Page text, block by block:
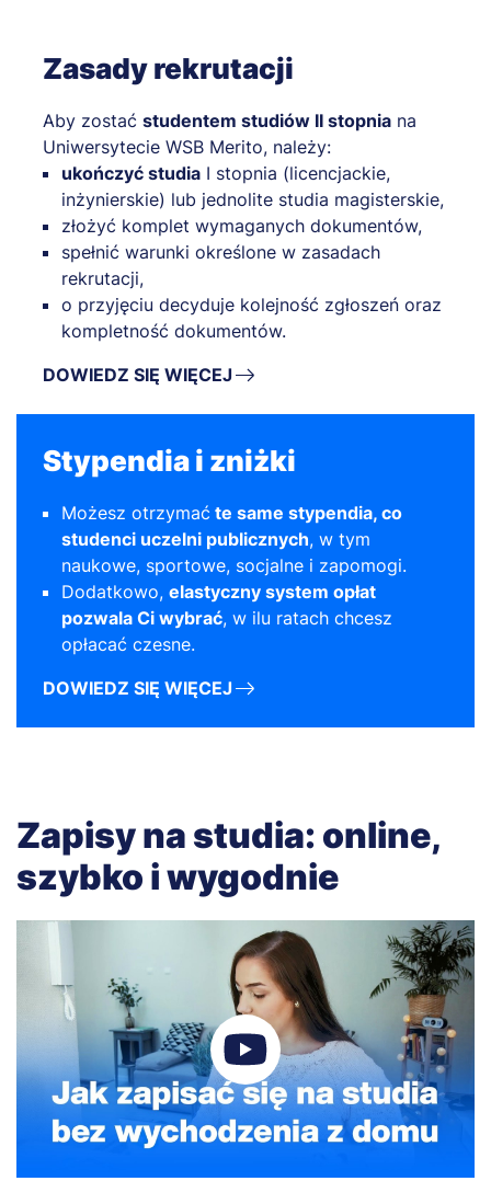
Zasady rekrutacji
Aby zostać studentem studiów II stopnia na
Uniwersytecie WSB Merito, należy:
ukończyć studia I stopnia (licencjackie,
inżynierskie) lub jednolite studia magisterskie,
złożyć komplet wymaganych dokumentów,
spełnić warunki określone w zasadach
rekrutacji,
o przyjęciu decyduje kolejność zgłoszeń oraz
kompletność dokumentów.
DOWIEDZ SIĘ WIĘCEJ
Stypendia i zniżki
Możesz otrzymać te same stypendia, co
studenci uczelni publicznych, w tym
naukowe, sportowe, socjalne i zapomogi.
Dodatkowo, elastyczny system opłat
pozwala Ci wybrać, w ilu ratach chcesz
opłacać czesne.
DOWIEDZ SIĘ WIĘCEJ
Zapisy na studia: online,
szybko i wygodnie